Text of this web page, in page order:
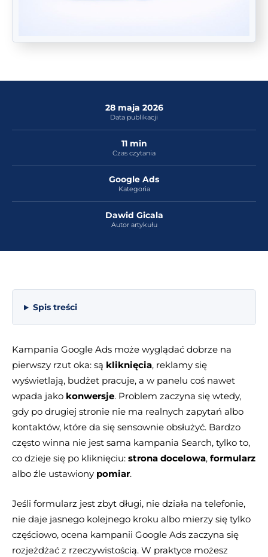
28 maja 2026
Data publikacji
11 min
Czas czytania
Google Ads
Kategoria
Dawid Gicala
Autor artykułu
Spis treści
Kampania Google Ads może wyglądać dobrze na
pierwszy rzut oka: są kliknięcia, reklamy się
wyświetlają, budżet pracuje, a w panelu coś nawet
wpada jako konwersje. Problem zaczyna się wtedy,
gdy po drugiej stronie nie ma realnych zapytań albo
kontaktów, które da się sensownie obsłużyć. Bardzo
często winna nie jest sama kampania Search, tylko to,
co dzieje się po kliknięciu: strona docelowa, formularz
albo źle ustawiony pomiar.
Jeśli formularz jest zbyt długi, nie działa na telefonie,
nie daje jasnego kolejnego kroku albo mierzy się tylko
częściowo, ocena kampanii Google Ads zaczyna się
rozjeżdżać z rzeczywistością. W praktyce możesz